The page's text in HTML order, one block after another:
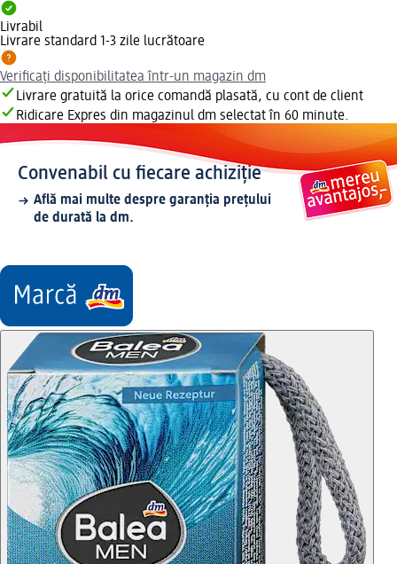
Livrabil
Livrare standard 1-3 zile lucrătoare
Verificați disponibilitatea într-un magazin dm
Livrare gratuită la orice comandă plasată, cu cont de client
Ridicare Expres din magazinul dm selectat în 60 minute.
Convenabil cu fiecare achiziție
Află mai multe despre garanția prețului
de durată la dm.